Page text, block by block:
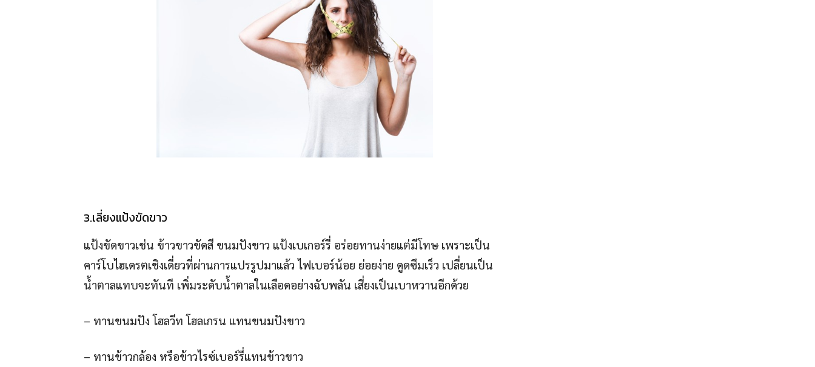
3.เลี่ยงแป้งขัดขาว
แป้งขัดขาวเช่น ข้าวขาวขัดสี ขนมปังขาว แป้งเบเกอร์รี่ อร่อยทานง่ายแต่มีโทษ เพราะเป็น
คาร์โบไฮเดรตเชิงเดี่ยวที่ผ่านการแปรรูปมาแล้ว ไฟเบอร์น้อย ย่อยง่าย ดูดซึมเร็ว เปลี่ยนเป็น
น้ำตาลแทบจะทันที เพิ่มระดับน้ำตาลในเลือดอย่างฉับพลัน เสี่ยงเป็นเบาหวานอีกด้วย
– ทานขนมปัง โฮลวีท โฮลเกรน แทนขนมปังขาว
– ทานข้าวกล้อง หรือข้าวไรซ์เบอร์รี่แทนข้าวขาว